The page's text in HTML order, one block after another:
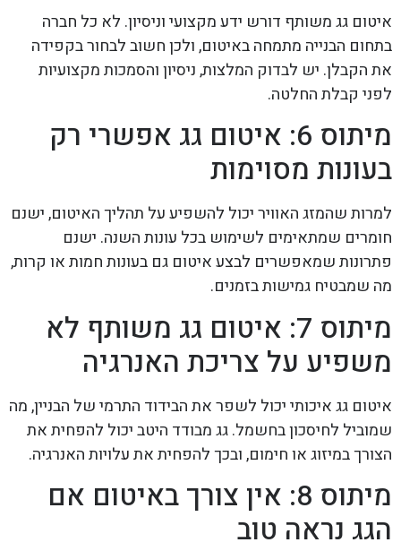
איטום גג משותף דורש ידע מקצועי וניסיון. לא כל חברה
בתחום הבנייה מתמחה באיטום, ולכן חשוב לבחור בקפידה
את הקבלן. יש לבדוק המלצות, ניסיון והסמכות מקצועיות
לפני קבלת החלטה.
מיתוס 6: איטום גג אפשרי רק
בעונות מסוימות
למרות שהמזג האוויר יכול להשפיע על תהליך האיטום, ישנם
חומרים שמתאימים לשימוש בכל עונות השנה. ישנם
פתרונות שמאפשרים לבצע איטום גם בעונות חמות או קרות,
מה שמבטיח גמישות בזמנים.
מיתוס 7: איטום גג משותף לא
משפיע על צריכת האנרגיה
איטום גג איכותי יכול לשפר את הבידוד התרמי של הבניין, מה
שמוביל לחיסכון בחשמל. גג מבודד היטב יכול להפחית את
הצורך במיזוג או חימום, ובכך להפחית את עלויות האנרגיה.
מיתוס 8: אין צורך באיטום אם
הגג נראה טוב